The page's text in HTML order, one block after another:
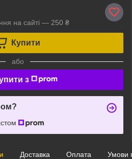
на сайті — 250 ₴
Купити
або
з
Доставка Оплата Умови